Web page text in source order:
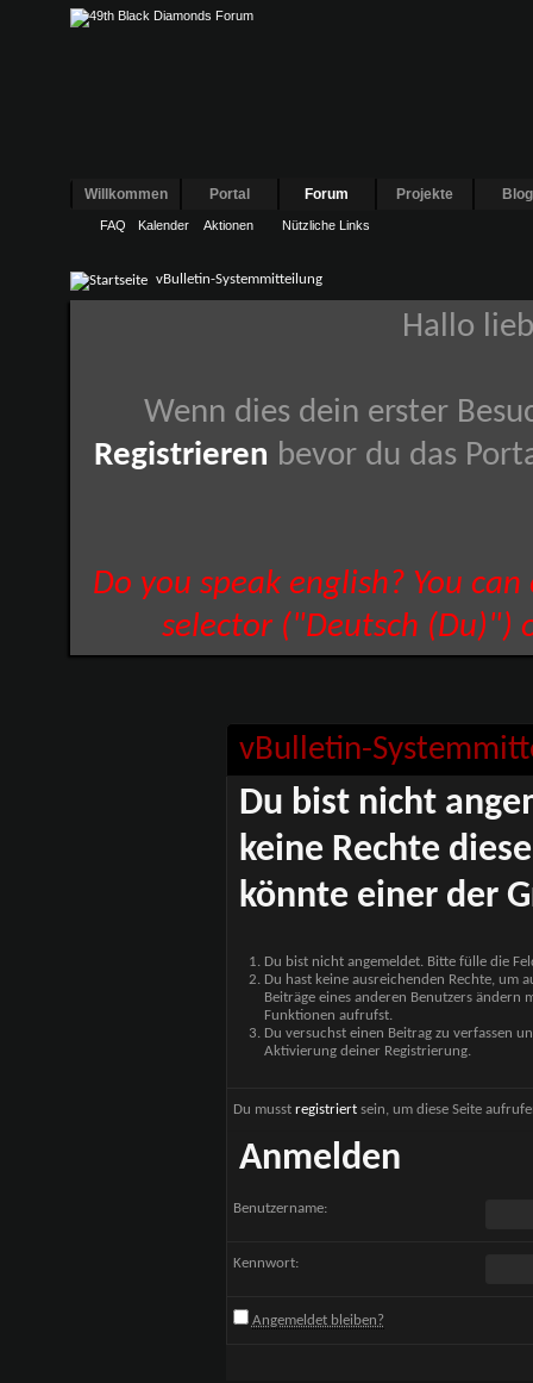
Willkommen Portal Forum
FAQ Kalender Aktionen Nützliche Links
Projekte
vBulletin-Systemmitteilung
Hallo
Wenn dies dein erster
Registrieren bevor du das
Do you speak english? You
selector ("Deutsch (Du)")
vBulletin-
Du bist nicht
keine Rechte
könnte einer der
Du bist nicht angemeldet. Bitte fülle die
Du hast keine ausreichenden Rechte, um
Beiträge eines anderen Benutzers
Funktionen aufrufst.
Du versuchst einen Beitrag zu verfassen
Aktivierung deiner Registrierung.
Du musst registriertsein, um diese Seite
Anmelden
Benutzername:
Kennwort:
Angemeldet bleiben?